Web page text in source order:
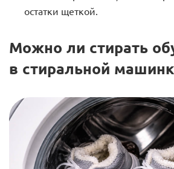
остатки щеткой.
Можно ли стирать
в стиральной